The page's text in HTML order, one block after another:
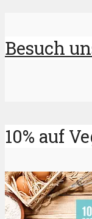
Besuch
10% auf